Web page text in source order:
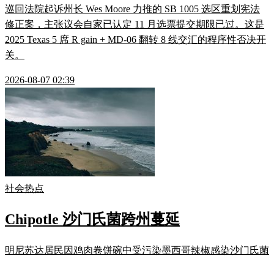
巡回法院起诉州长 Wes Moore 力推的 SB 1005 选区重划宪法
修正案，主张议会自家已认定 11 月选票提交期限已过。这是
2025 Texas 5 席 R gain + MD-06 翻转 8 线交汇的程序性否决开
关。
2026-08-07 02:39
社会热点
Chipotle 沙门氏菌跨州蔓延
明尼苏达居民因鸡肉卷饼碗中受污染墨西哥辣椒感染沙门氏菌